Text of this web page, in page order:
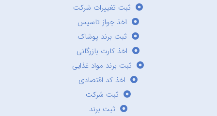
ثبت تغییرات شرکت
اخذ جواز تاسیس
ثبت برند پوشاک
اخذ کارت بازرگانی
ثبت برند مواد غذایی
اخذ کد اقتصادی
ثبت شرکت
ثبت برند